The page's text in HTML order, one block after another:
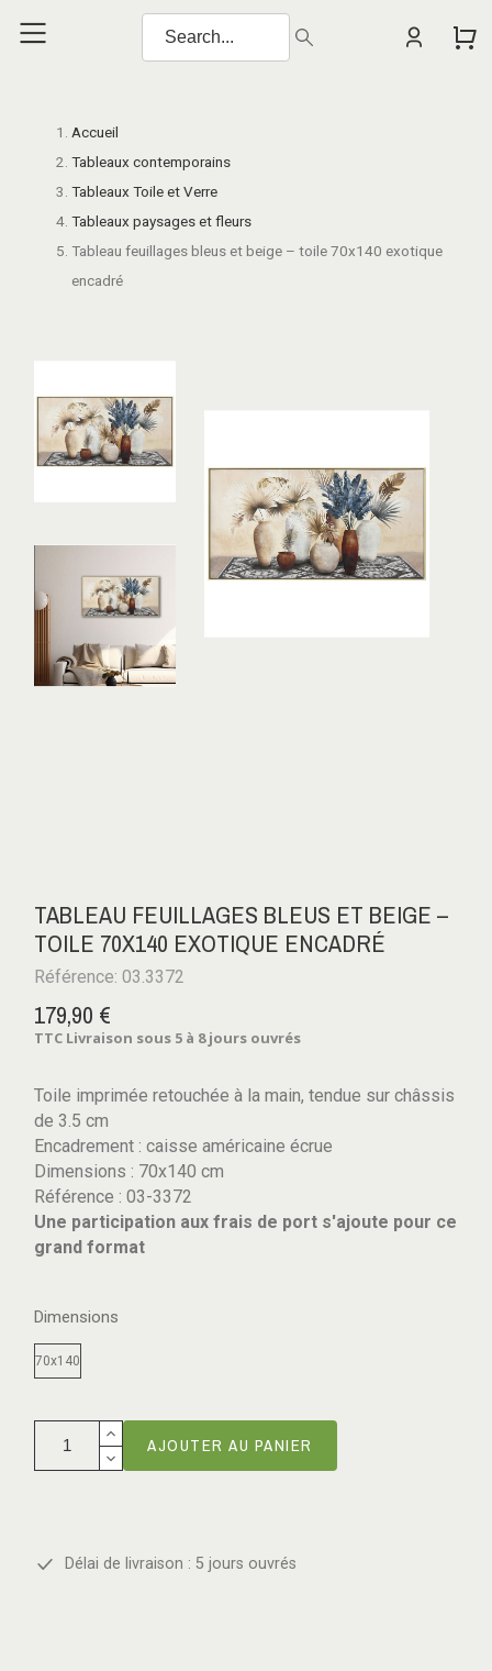
Accueil
Tableaux contemporains
Tableaux Toile et Verre
Tableaux paysages et fleurs
Tableau feuillages bleus et beige – toile 70x140 exotique
encadré
TABLEAU FEUILLAGES BLEUS ET BEIGE –
TOILE 70X140 EXOTIQUE ENCADRÉ
Référence: 03.3372
179,90 €
TTC Livraison sous 5 à 8 jours ouvrés
Toile imprimée retouchée à la main, tendue sur châssis
de 3.5 cm
Encadrement : caisse américaine écrue
Dimensions : 70x140 cm
Référence : 03-3372
Une participation aux frais de port s'ajoute pour ce
grand format
Dimensions
70x140
AJOUTER AU PANIER
Délai de livraison : 5 jours ouvrés